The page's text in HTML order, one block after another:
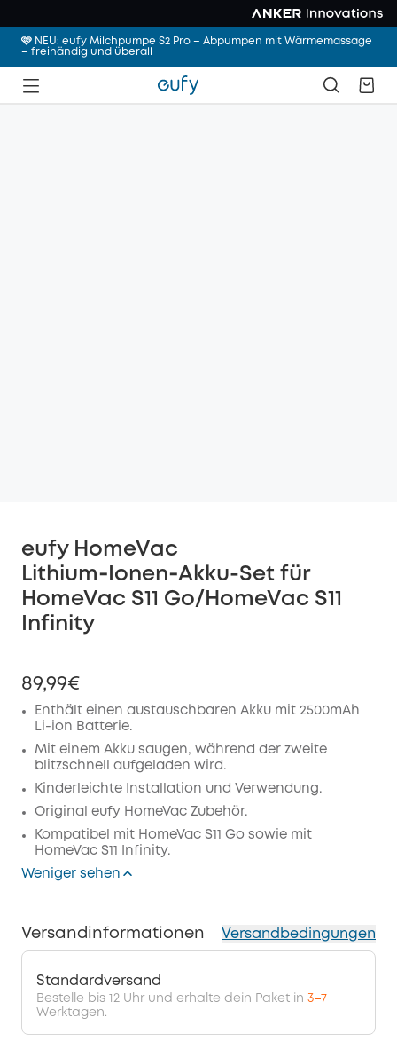
🩷 NEU: eufy Milchpumpe S2 Pro – Abpumpen mit Wärmemassage
– freihändig und überall
eufy HomeVac
Lithium‑Ionen‑Akku-Set für
HomeVac S11 Go/HomeVac S11
Infinity
89,99€
Enthält einen austauschbaren Akku mit 2500mAh
Li-ion Batterie.
Mit einem Akku saugen, während der zweite
blitzschnell aufgeladen wird.
Kinderleichte Installation und Verwendung.
Original eufy HomeVac Zubehör.
Kompatibel mit HomeVac S11 Go sowie mit
HomeVac S11 Infinity.
Weniger sehen
Versandinformationen Versandbedingungen
Standardversand
Bestelle bis 12 Uhr und erhalte dein Paket in 3–7
Werktagen.